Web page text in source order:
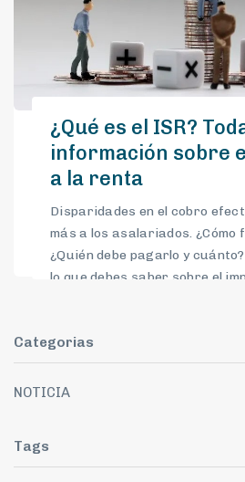
¿Qué es el ISR?
información sobre
a la renta
Disparidades en el cobro
más a los asalariados. ¿Cómo
¿Quién debe pagarlo y
lo que debes saber sobre el
Categorias
NOTICIA
Tags